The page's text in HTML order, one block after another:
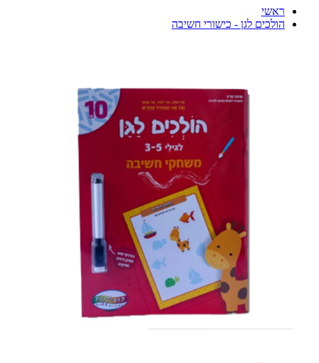
ראשי
הולכים לגן - כישורי חשיבה